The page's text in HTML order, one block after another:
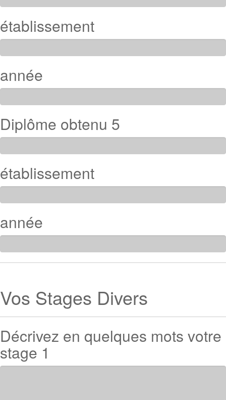
établissement
année
Diplôme obtenu 5
établissement
année
Vos Stages Divers
Décrivez en quelques mots votre
stage 1